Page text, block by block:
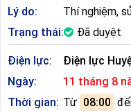
Lý do:
Thí nghiệm,
Trạng thái:
Đã duyệt
Điện lực:
Điện lực
Ngày:
11 tháng 8
Thời gian: Từ 08:00